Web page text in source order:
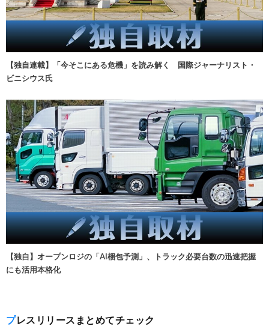
【独自連載】「今そこにある危機」を読み解く 国際ジャーナリスト・
ビニシウス氏
【独自】オープンロジの「AI梱包予測」、トラック必要台数の迅速把握
にも活用本格化
プレスリリースまとめてチェック